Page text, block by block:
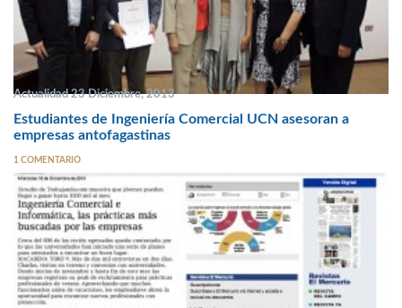
Actualidad 23 Diciembre, 2013
Estudiantes de Ingeniería Comercial UCN asesoran a
empresas antofagastinas
1 COMENTARIO